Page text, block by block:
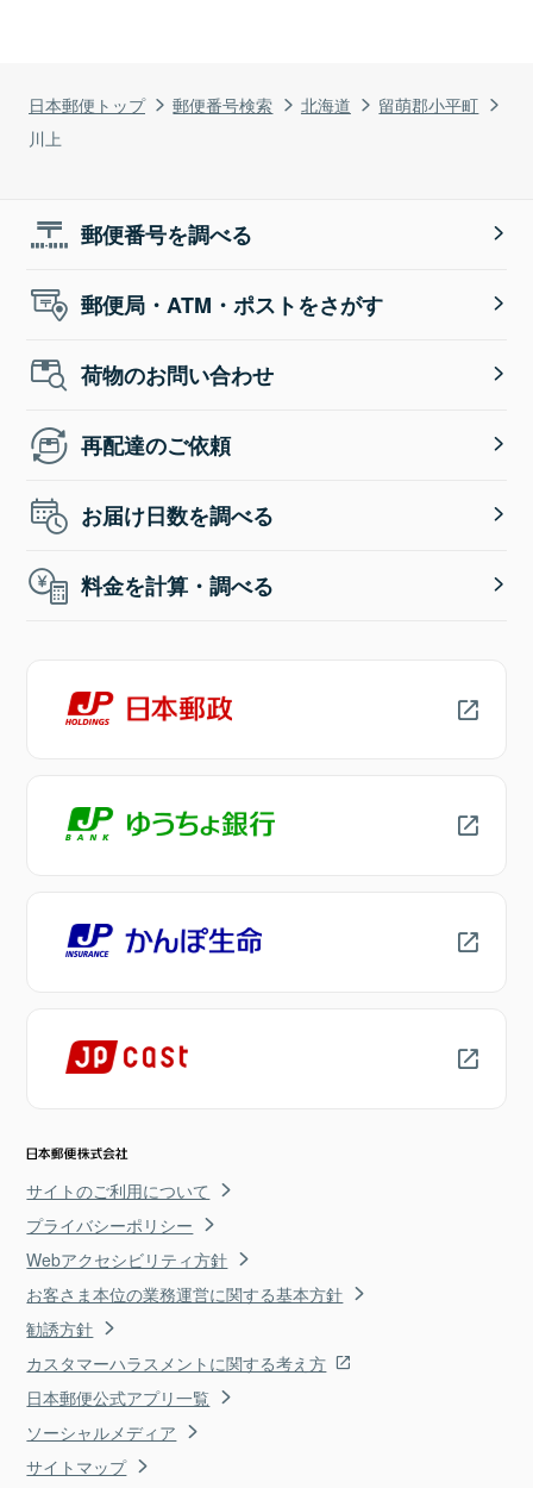
日本郵便トップ 郵便番号検索 北海道
留萌郡小平町
川上
郵便番号を調べる
郵便局・ATM・ポストをさがす
荷物のお問い合わせ
再配達のご依頼
お届け日数を調べる
料金を計算・調べる
サイトのご利用について
プライバシーポリシー
Webアクセシビリティ方針
お客さま本位の業務運営に関する基本方針
勧誘方針
カスタマーハラスメントに関する考え方
日本郵便公式アプリ一覧
ソーシャルメディア
サイトマップ